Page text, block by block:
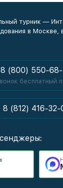
турник —
в Москве,
8 (800) 550-
бесплатный
8 (812) 416-32-